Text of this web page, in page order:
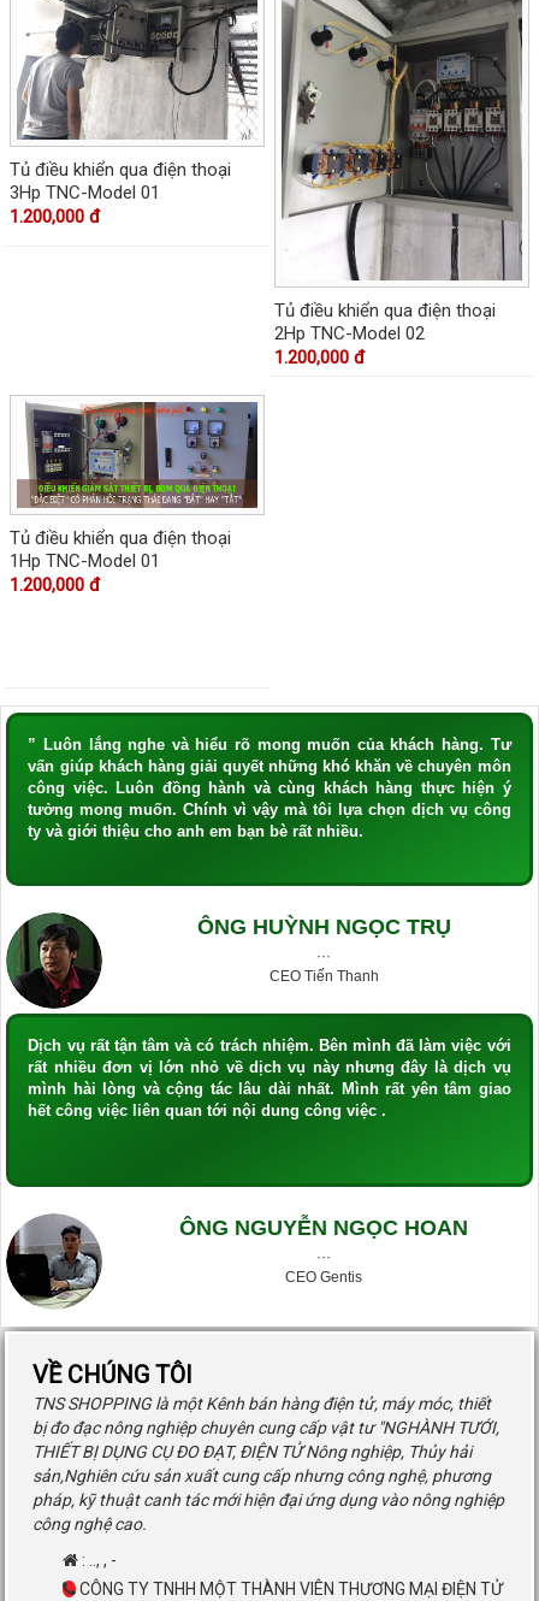
Tủ điều khiển qua điện thoại
3Hp TNC-Model 01
1.200,000 đ
Tủ điều khiển qua điện thoại
2Hp TNC-Model 02
1.200,000 đ
Tủ điều khiển qua điện thoại
1Hp TNC-Model 01
1.200,000 đ
” Luôn lắng nghe và hiểu rõ mong muốn của khách hàng. Tư
vấn giúp khách hàng giải quyết những khó khăn về chuyên môn
công việc. Luôn đồng hành và cùng khách hàng thực hiện ý
tưởng mong muốn. Chính vì vậy mà tôi lựa chọn dịch vụ công
ty và giới thiệu cho anh em bạn bè rất nhiều.
ÔNG HUỲNH NGỌC TRỤ
···
CEO Tiến Thanh
Dịch vụ rất tận tâm và có trách nhiệm. Bên mình đã làm việc với
rất nhiều đơn vị lớn nhỏ về dịch vụ này nhưng đây là dịch vụ
mình hài lòng và cộng tác lâu dài nhất. Mình rất yên tâm giao
hết công việc liên quan tới nội dung công việc .
ÔNG NGUYỄN NGỌC HOAN
···
CEO Gentis
VỀ CHÚNG TÔI
TNS SHOPPING là một Kênh bán hàng điện tử, máy móc, thiết
bị đo đạc nông nghiệp chuyên cung cấp vật tư "NGHÀNH TƯỚI,
THIẾT BỊ DỤNG CỤ ĐO ĐẠT, ĐIỆN TỬ Nông nghiệp, Thủy hải
sản,Nghiên cứu sản xuất cung cấp nhưng công nghệ, phương
pháp, kỹ thuật canh tác mới hiện đại ứng dụng vào nông nghiệp
công nghệ cao.
: .., , -
CÔNG TY TNHH MỘT THÀNH VIÊN THƯƠNG MẠI ĐIỆN TỬ